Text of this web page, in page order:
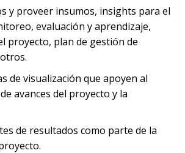
y proveer insumos, insights para el
evaluación y aprendizaje,
proyecto, plan de gestión de
de visualización que apoyen al
avances del proyecto y la
de resultados como parte de la